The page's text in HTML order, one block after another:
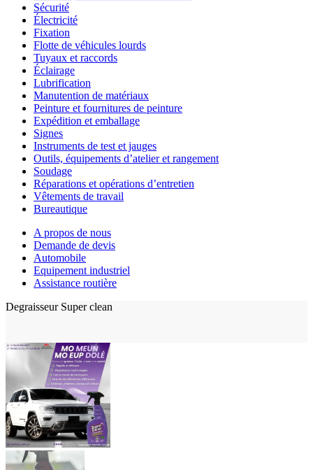
Sécurité
Électricité
Fixation
Flotte de véhicules lourds
Tuyaux et raccords
Éclairage
Lubrification
Manutention de matériaux
Peinture et fournitures de peinture
Expédition et emballage
Signes
Instruments de test et jauges
Outils, équipements d’atelier et rangement
Soudage
Réparations et opérations d’entretien
Vêtements de travail
Bureautique
A propos de nous
Demande de devis
Automobile
Equipement industriel
Assistance routière
Degraisseur Super clean